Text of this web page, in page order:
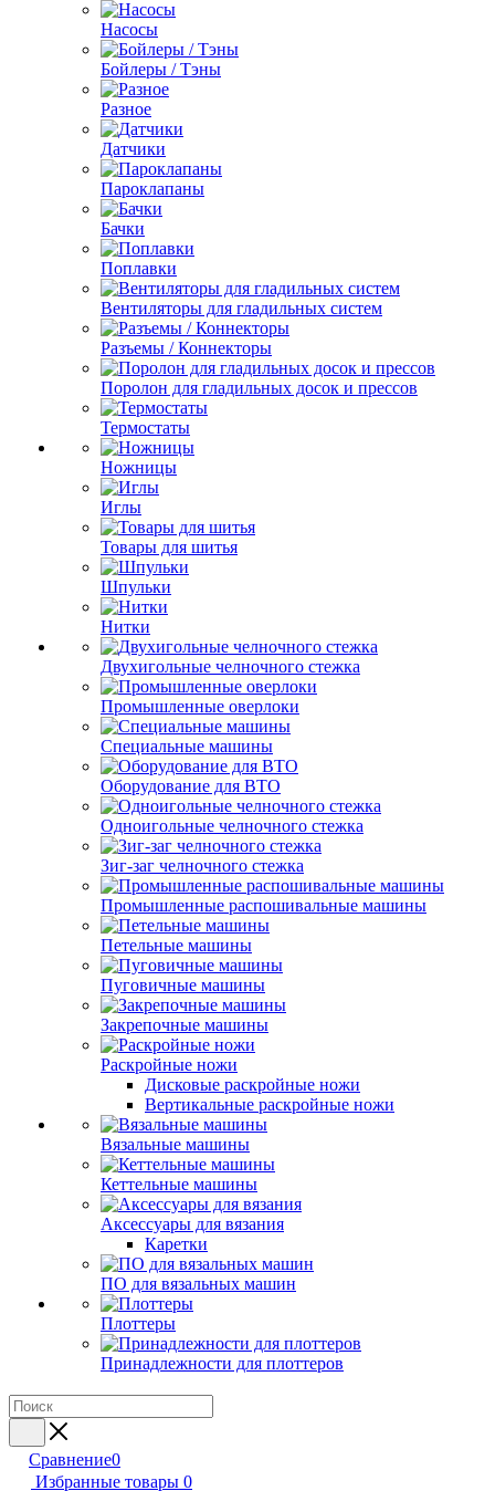
Насосы
Бойлеры / Тэны
Разное
Датчики
Пароклапаны
Бачки
Поплавки
Вентиляторы для гладильных систем
Разъемы / Коннекторы
Поролон для гладильных досок и прессов
Термостаты
Ножницы
Иглы
Товары для шитья
Шпульки
Нитки
Двухигольные челночного стежка
Промышленные оверлоки
Специальные машины
Оборудование для ВТО
Одноигольные челночного стежка
Зиг-заг челночного стежка
Промышленные распошивальные машины
Петельные машины
Пуговичные машины
Закрепочные машины
Раскройные ножи
Дисковые раскройные ножи
Вертикальные раскройные ножи
Вязальные машины
Кеттельные машины
Аксессуары для вязания
Каретки
ПО для вязальных машин
Плоттеры
Принадлежности для плоттеров
Сравнение0
Избранные товары 0